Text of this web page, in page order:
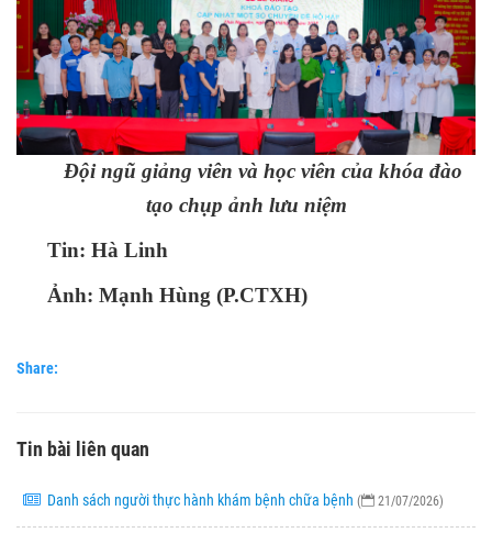
Đội ngũ giảng viên và học viên của khóa đào
tạo chụp ảnh lưu niệm
Tin: Hà Linh
Ảnh: Mạnh Hùng (P.CTXH)
Share:
Tin bài liên quan
Danh sách người thực hành khám bệnh chữa bệnh ( 21/07/2026)